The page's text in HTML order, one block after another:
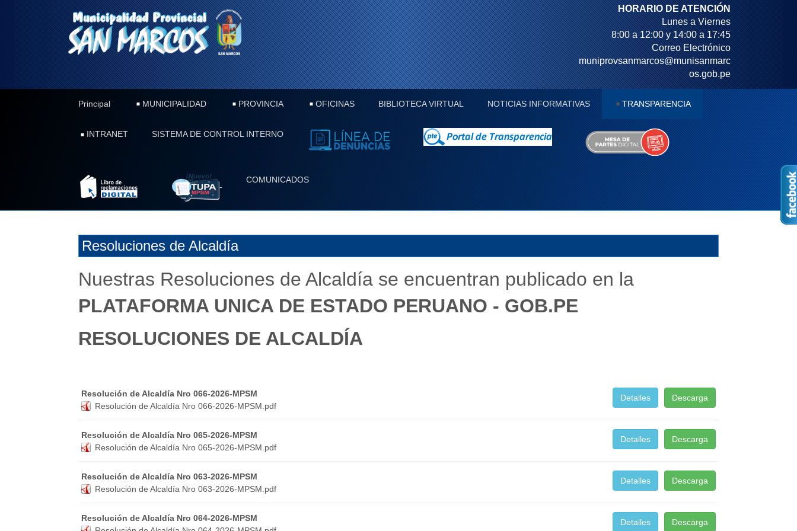
HORARIO DE ATENCIÓN
Lunes a Viernes
8:00 a 12:00 y 14:00 a 17:45
Correo Electrónico
muniprovsanmarcos@munisanmarc
os.gob.pe
Principal MUNICIPALIDAD PROVINCIA OFICINAS BIBLIOTECA VIRTUAL NOTICIAS INFORMATIVAS TRANSPARENCIA
INTRANET SISTEMA DE CONTROL INTERNO
-
COMUNICADOS
Resoluciones de Alcaldía
Nuestras Resoluciones de Alcaldía se encuentran publicado en la
PLATAFORMA UNICA DE ESTADO PERUANO - GOB.PE
RESOLUCIONES DE ALCALDÍA
Resolución de Alcaldía Nro 066-2026-MPSM
Resolución de Alcaldía Nro 066-2026-MPSM.pdf
Descarga
Detalles
Resolución de Alcaldía Nro 065-2026-MPSM
Resolución de Alcaldía Nro 065-2026-MPSM.pdf
Descarga
Detalles
Resolución de Alcaldía Nro 063-2026-MPSM
Resolución de Alcaldía Nro 063-2026-MPSM.pdf
Descarga
Detalles
Resolución de Alcaldía Nro 064-2026-MPSM
Descarga
Detalles